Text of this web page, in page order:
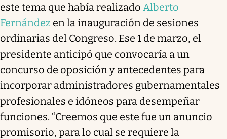
este tema que había realizado Alberto
Fernández en la inauguración de sesiones
ordinarias del Congreso. Ese 1 de marzo, el
presidente anticipó que convocaría a un
concurso de oposición y antecedentes para
incorporar administradores gubernamentales
profesionales e idóneos para desempeñar
funciones. “Creemos que este fue un anuncio
promisorio, para lo cual se requiere la